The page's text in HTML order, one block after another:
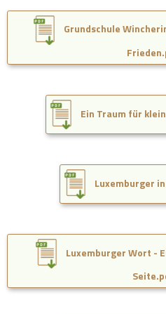
Grundschule
Ein Traum für
Luxemburger
Luxemburger Wort -